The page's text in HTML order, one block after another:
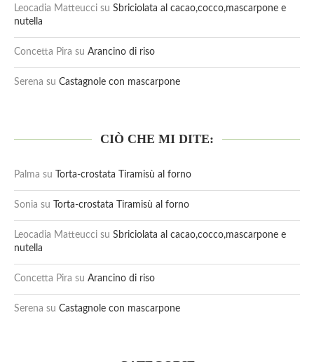
Leocadia Matteucci su Sbriciolata al cacao,cocco,mascarpone e
nutella
Concetta Pira su Arancino di riso
Serena su Castagnole con mascarpone
CIÒ CHE MI DITE:
Palma su Torta-crostata Tiramisù al forno
Sonia su Torta-crostata Tiramisù al forno
Leocadia Matteucci su Sbriciolata al cacao,cocco,mascarpone e
nutella
Concetta Pira su Arancino di riso
Serena su Castagnole con mascarpone